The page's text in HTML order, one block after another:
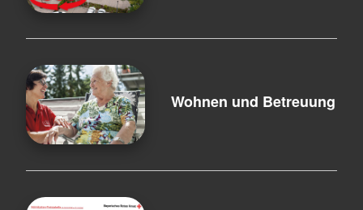
Wohnen und Betreuung